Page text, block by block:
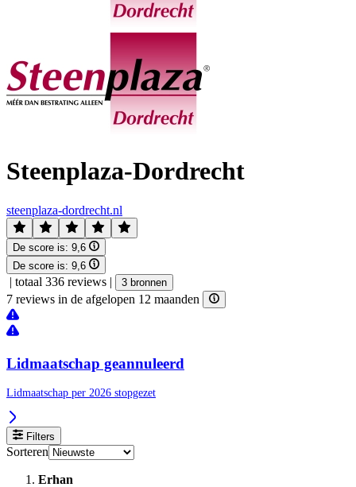
Steenplaza-Dordrecht
steenplaza-dordrecht.nl
De score is: 9,6
De score is: 9,6
| totaal 336 reviews | 3 bronnen
7 reviews in de afgelopen 12 maanden
Lidmaatschap geannuleerd
Lidmaatschap per 2026 stopgezet
Filters
Sorteren
Erhan